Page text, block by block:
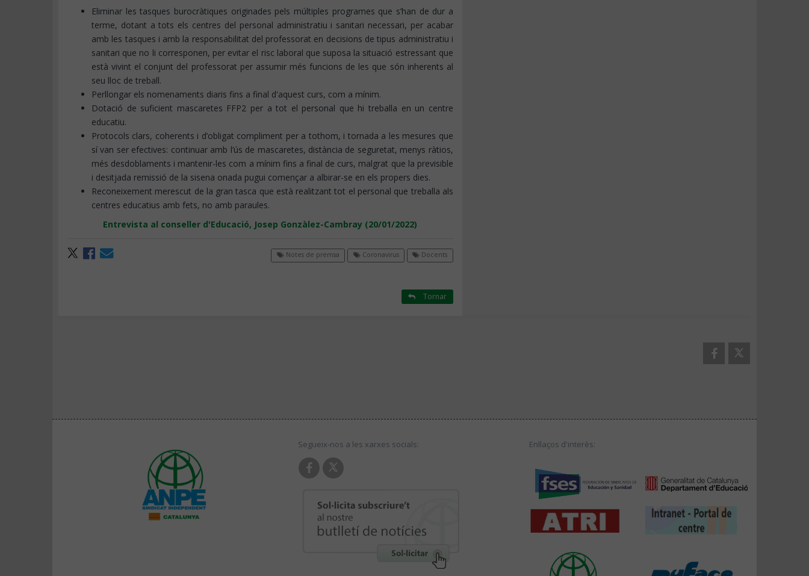
Eliminar les tasques burocràtiques originades pels múltiples programes que s’han de dur a
terme, dotant a tots els centres del personal administratiu i sanitari necessari, per acabar
amb les tasques i amb la responsabilitat del professorat en decisions de tipus administratiu i
sanitari que no li corresponen, per evitar el risc laboral que suposa la situació estressant que
està vivint el conjunt del professorat per assumir més funcions de les que són inherents al
seu lloc de treball.
Perllongar els nomenaments diaris fins a final d'aquest curs, com a mínim.
Dotació de suficient mascaretes FFP2 per a tot el personal que hi treballa en un centre
educatiu.
Protocols clars, coherents i d’obligat compliment per a tothom, i tornada a les mesures que
sí van ser efectives: continuar amb l’ús de mascaretes, distància de seguretat, menys ràtios,
més desdoblaments i mantenir-les com a mínim fins a final de curs, malgrat que la previsible
i desitjada remissió de la sisena onada pugui començar a albirar-se en els propers dies.
Reconeixement merescut de la gran tasca que està realitzant tot el personal que treballa als
centres educatius amb fets, no amb paraules.
Entrevista al conseller d'Educació, Josep Gonzàlez-Cambray (20/01/2022)
Notes de premsa Coronavirus Docents
Tornar
Segueix-nos a les xarxes socials: Enllaços d'interès: